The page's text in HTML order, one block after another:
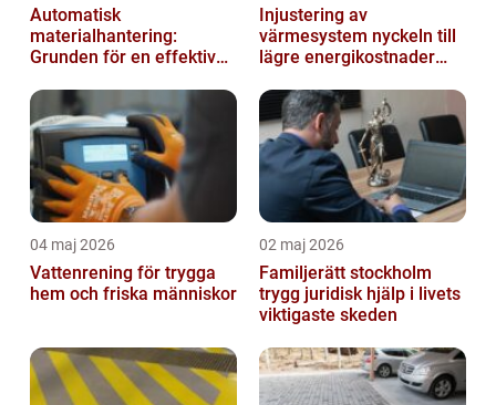
Automatisk
materialhantering:
Grunden för en effektiv
Injustering av
värmesystem nyckeln till
lägre energikostnader
inomhusklimat
04 maj 2026
Vattenrening för trygga
hem och friska människor
02 maj 2026
Familjerätt stockholm
trygg juridisk hjälp i livets
viktigaste skeden